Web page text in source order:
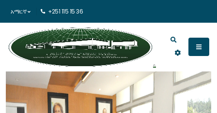
አማርኛ +251 115 15 36